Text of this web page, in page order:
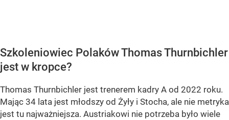
Szkoleniowiec Polaków Thomas Thurnbichler
jest w kropce?
Thomas Thurnbichler jest trenerem kadry A od 2022 roku.
Mając 34 lata jest młodszy od Żyły i Stocha, ale nie metryka
jest tu najważniejsza. Austriakowi nie potrzeba było wiele